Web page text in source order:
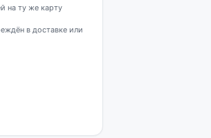
на ту же карту
в доставке или